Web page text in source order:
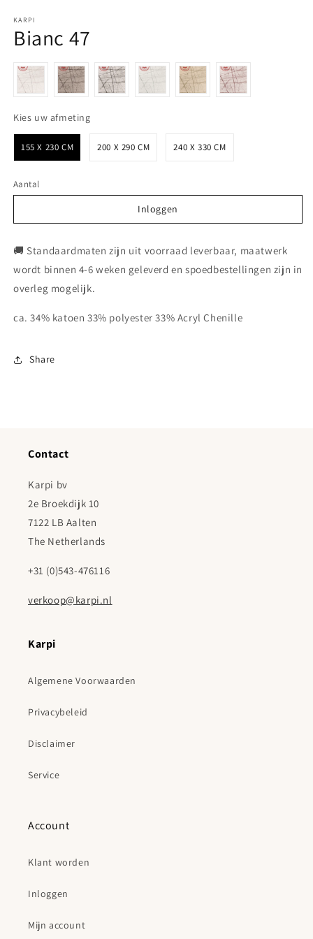
KARPI
Bianc 47
Kies uw afmetingKies uw afmeting
155 X 230 CM 200 X 290 CM 240 X 330 CM
Aantal
Inloggen
Inloggen
🚚 Standaardmaten zijn uit voorraad leverbaar, maatwerk
wordt binnen 4-6 weken geleverd en spoedbestellingen zijn in
overleg mogelijk.
ca. 34% katoen 33% polyester 33% Acryl Chenille
Share
Contact
Karpi bv
2e Broekdijk 10
7122 LB Aalten
The Netherlands
+31 (0)543-476116
verkoop@karpi.nl
Karpi
Algemene Voorwaarden
Privacybeleid
Disclaimer
Service
Account
Klant worden
Inloggen
Mijn account